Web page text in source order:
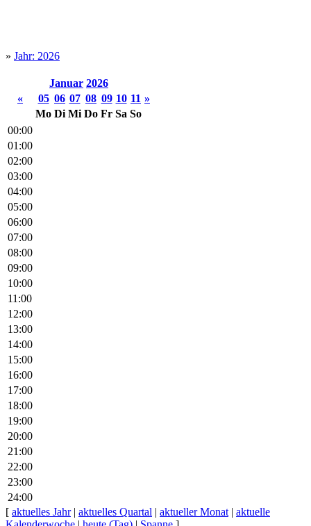
» Jahr: 2026
Januar 2026
«
05 06 07 08 09 10 11 »
Mo Di Mi Do Fr Sa So
00:00
01:00
02:00
03:00
04:00
05:00
06:00
07:00
08:00
09:00
10:00
11:00
12:00
13:00
14:00
15:00
16:00
17:00
18:00
19:00
20:00
21:00
22:00
23:00
24:00
[ aktuelles Jahr| aktuelles Quartal | aktueller Monat | aktuelle